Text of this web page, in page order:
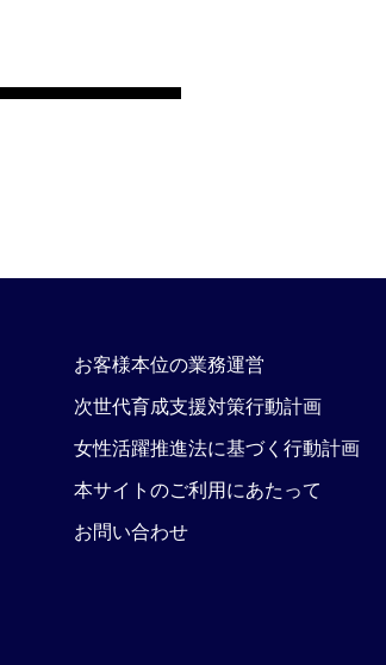
お客様本位の業務運営
次世代育成支援対策行動計画
女性活躍推進法に基づく行動計画
本サイトのご利用にあたって
お問い合わせ